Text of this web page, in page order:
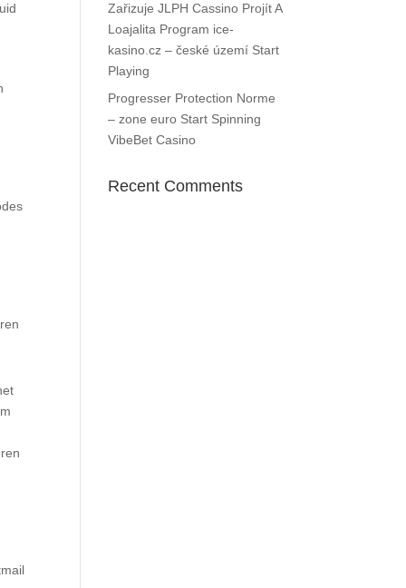
Zařizuje JLPH Cassino Projít A
Loajalita Program ice-
kasino.cz – české území Start
Playing
Progresser Protection Norme
– zone euro Start Spinning
VibeBet Casino
Recent Comments